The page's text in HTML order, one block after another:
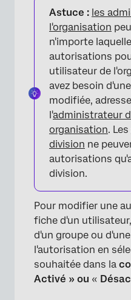
Avis sur site web/
Permissions
Interactions entre
Processus
FAQs
Astuce : les
l'organisation
n'importe
autorisations
utilisateur de
avez besoin
modifiée,
l'administrateur
organisation. Les
division ne
autorisations
division.
Pour modifier une
fiche d'un
d'un groupe ou
l'autorisation en
souhaitée dans la
Activé » ou «